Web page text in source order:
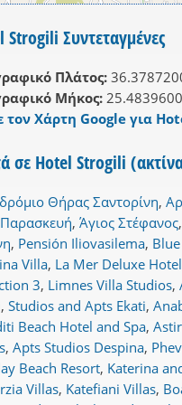
Strogili Συντεταγμένες
Πλάτος:
Μήκος:
τον Χάρτη Google για
σε Hotel Strogili
Θήρας Σαντορίνη,
, Άγιος Στέφανος,
, Pensión Iliovasilema,
Villa, La Mer Deluxe
3, Limnes Villa Studios,
, Studios and Apts Ekati,
Beach Hotel and Spa,
, Apts Studios Despina,
Beach Resort, Katerina
Villas, Katefiani Villas,